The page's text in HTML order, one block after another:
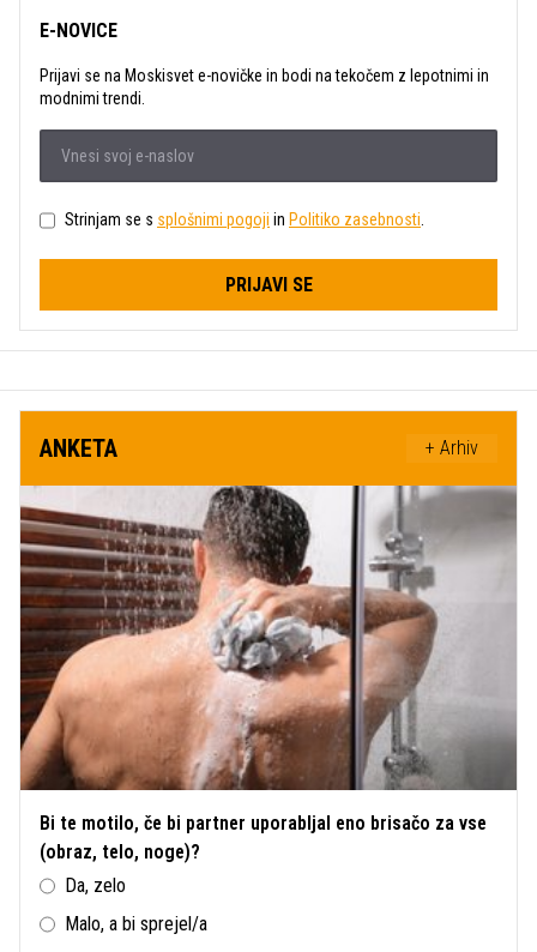
E-NOVICE
Prijavi se na Moskisvet e-novičke in bodi na tekočem z lepotnimi in
modnimi trendi.
Strinjam se s splošnimi pogoji in Politiko zasebnosti
PRIJAVI SE
ANKETA + Arhiv
Bi te motilo, če bi partner uporabljal eno brisačo za vse
(obraz, telo, noge)?
Da, zelo
Malo, a bi sprejel/a